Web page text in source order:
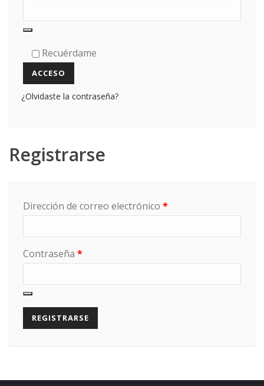
Recuérdame
ACCESO
¿Olvidaste la contraseña?
Registrarse
Dirección de correo electrónico *Obligatorio
Contraseña *Obligatorio
REGISTRARSE